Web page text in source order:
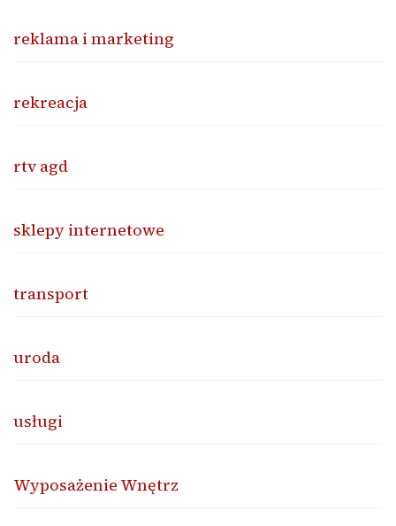
reklama i marketing
rekreacja
rtv agd
sklepy internetowe
transport
uroda
usługi
Wyposażenie Wnętrz